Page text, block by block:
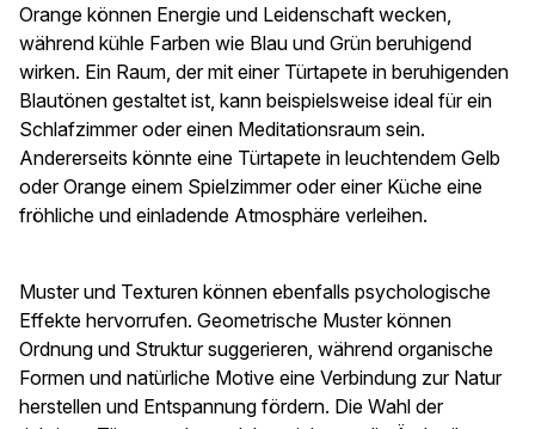
Orange können Energie und Leidenschaft wecken,
während kühle Farben wie Blau und Grün beruhigend
wirken. Ein Raum, der mit einer Türtapete in beruhigenden
Blautönen gestaltet ist, kann beispielsweise ideal für ein
Schlafzimmer oder einen Meditationsraum sein.
Andererseits könnte eine Türtapete in leuchtendem Gelb
oder Orange einem Spielzimmer oder einer Küche eine
fröhliche und einladende Atmosphäre verleihen.
Muster und Texturen können ebenfalls psychologische
Effekte hervorrufen. Geometrische Muster können
Ordnung und Struktur suggerieren, während organische
Formen und natürliche Motive eine Verbindung zur Natur
herstellen und Entspannung fördern. Die Wahl der